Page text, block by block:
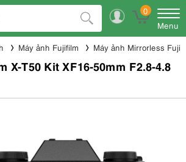
0
Menu
Máy ảnh Fujifilm Máy ảnh Mirrorless
X-T50 Kit XF16-50mm F2.8-4.8